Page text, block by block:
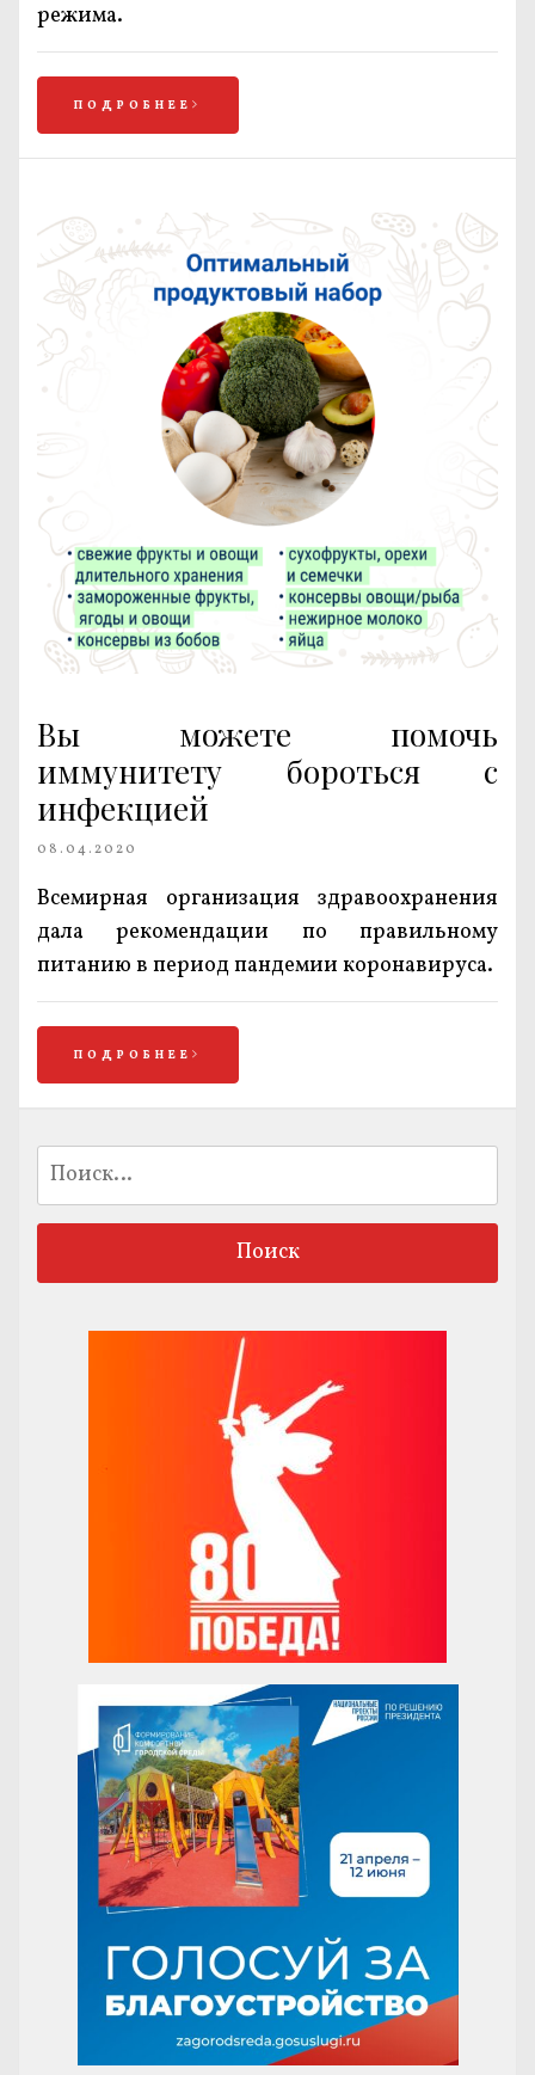
режима.
ПОДРОБНЕЕ
Вы можете помочь
иммунитету бороться с
инфекцией
08.04.2020
Всемирная организация здравоохранения
дала рекомендации по правильному
питанию в период пандемии коронавируса.
ПОДРОБНЕЕ
Найти: